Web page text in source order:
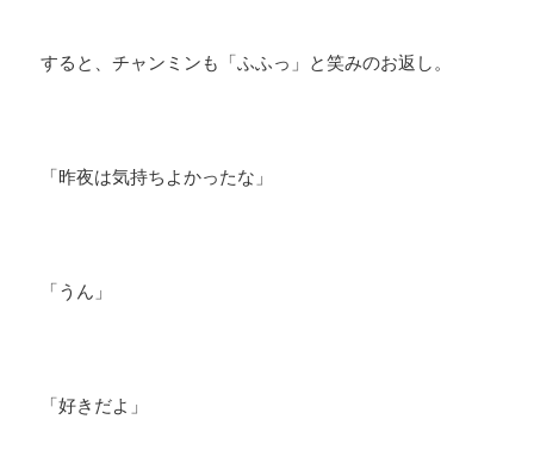
すると、チャンミンも「ふふっ」と笑みのお返し。
「昨夜は気持ちよかったな」
「うん」
「好きだよ」